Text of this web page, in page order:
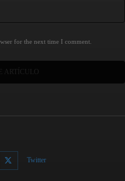
for the next time I comment.
Twitter